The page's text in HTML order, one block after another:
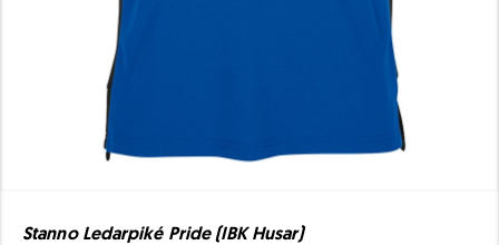
Stanno Ledarpiké Pride (IBK Husar)